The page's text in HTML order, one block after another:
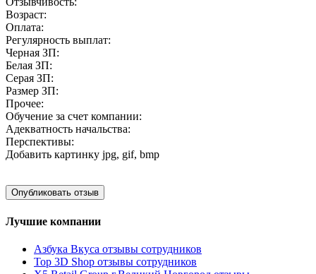
Возраст:
Оплата:
Регулярность выплат:
Черная ЗП:
Белая ЗП:
Серая ЗП:
Размер ЗП:
Прочее:
Обучение за счет компании:
Адекватность начальства:
Перспективы:
Добавить картинку jpg, gif, bmp
Лучшие компании
Азбука Вкуса отзывы сотрудников
Top 3D Shop отзывы сотрудников